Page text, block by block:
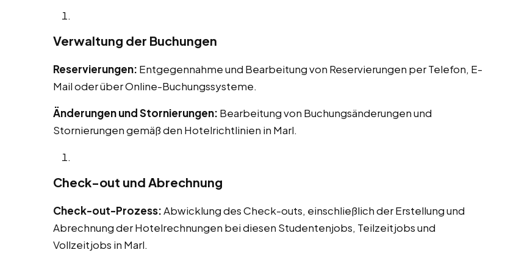
Verwaltung der Buchungen
Reservierungen: Entgegennahme und Bearbeitung von Reservierungen per Telefon, E-
Mail oder über Online-Buchungssysteme.
Änderungen und Stornierungen: Bearbeitung von Buchungsänderungen und
Stornierungen gemäß den Hotelrichtlinien in Marl.
Check-out und Abrechnung
Check-out-Prozess:Abwicklung des Check-outs, einschließlich der Erstellung und
Abrechnung der Hotelrechnungen bei diesen Studentenjobs, Teilzeitjobs und
Vollzeitjobs in Marl.